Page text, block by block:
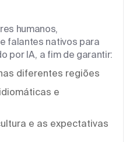
humanos,
falantes nativos para
por IA, a fim de garantir:
diferentes regiões
e
e as expectativas